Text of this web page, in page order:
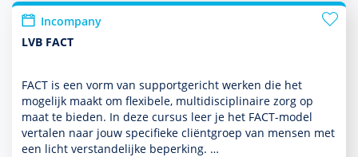
Incompany
LVB FACT
FACT is een vorm van supportgericht werken die het
moge­lijk maakt om flexibele, multi­discipli­naire zorg op
maat te bieden. In deze cursus leer je het FACT-model
vertalen naar jouw speci­fieke cliëntgroep van mensen met
een licht ver­stande­lijke beper­king. …